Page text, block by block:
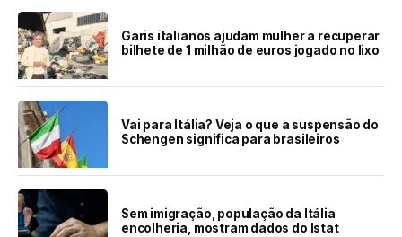
Garis italianos ajudam mulher a recuperar
bilhete de 1 milhão de euros jogado no lixo
Vai para Itália? Veja o que a suspensão do
Schengen significa para brasileiros
Sem imigração, população da Itália
encolheria, mostram dados do Istat